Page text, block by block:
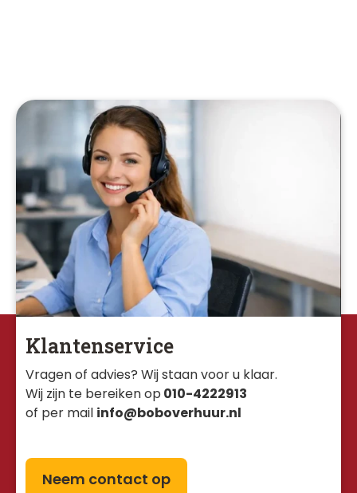
Klantenservice
Vragen of advies? Wij staan voor u klaar.
Wij zijn te bereiken op 010-4222913
of per mail info@boboverhuur.nl
Neem contact op